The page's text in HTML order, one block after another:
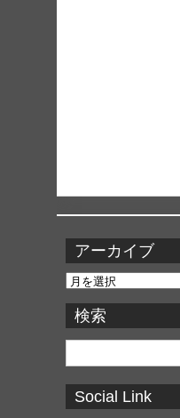
アーカイブ
ア
カ
イ
ブ
検索
検
Social Link